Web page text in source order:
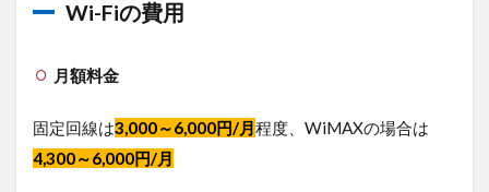
法
け
Wi-
ら
ロ
ケ
Wi-Fiの費用
月額料金
固定回線は3,000～6,000円/月程度、WiMAXの場合は
4,300～6,000円/月